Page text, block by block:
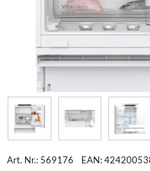
Art. Nr.: 569176 EAN: